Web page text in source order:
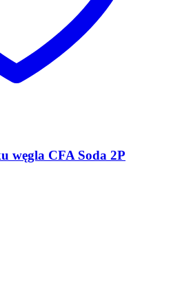
węgla CFA Soda 2P